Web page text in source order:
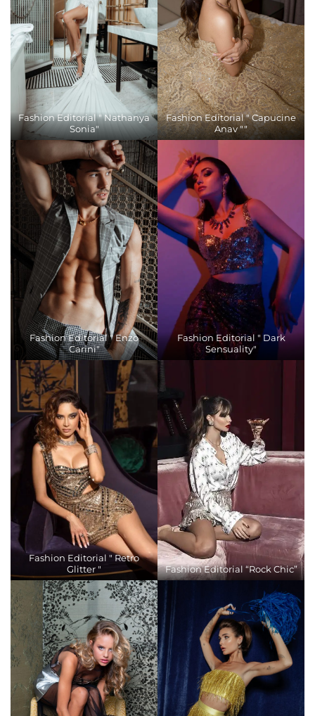
Fashion Editorial " Nathanya
Sonia"
Fashion Editorial " Capucine
Anav ""
Fashion Editorial " Enzo
Carini"
Fashion Editorial " Dark
Sensuality"
Fashion Editorial " Retro
Glitter "
Fashion Editorial “Rock Chic”